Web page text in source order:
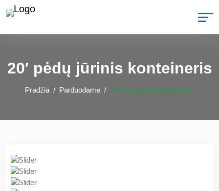
20′ pėdų jūrinis konteineris
Pradžia Parduodame 20′ pėdų jūrinis konteineris